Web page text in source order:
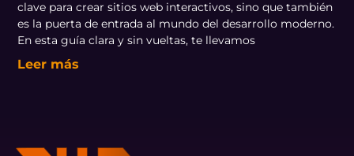
clave para crear sitios web interactivos, sino que también
es la puerta de entrada al mundo del desarrollo moderno.
En esta guía clara y sin vueltas, te llevamos
Leer más